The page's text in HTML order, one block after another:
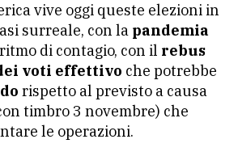
vive oggi queste elezioni in
surreale, con la pandemia
di contagio, con il rebus
voti effettivo che potrebbe
rispetto al previsto a causa
timbro 3 novembre) che
le operazioni.